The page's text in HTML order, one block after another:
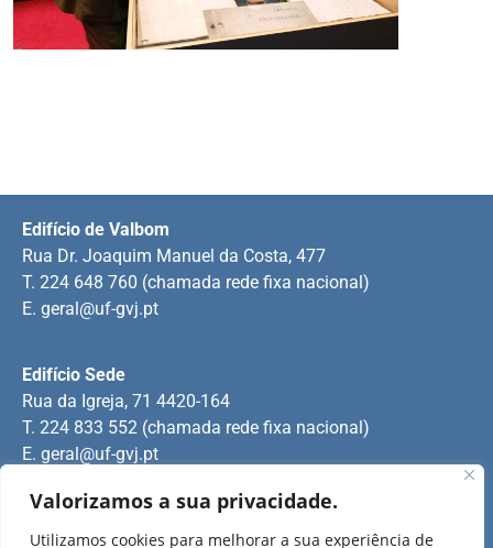
Valorizamos a sua privacidade.
Utilizamos cookies para melhorar a sua experiência de
Edifício Sede
Rua da Igreja, 71 4420-164
T. 224 833 552 (chamada rede fixa nacional)
E. geral@uf-gvj.pt
Edifício de Valbom
Rua Dr. Joaquim Manuel da Costa, 477
T. 224 648 760 (chamada rede fixa nacional)
E. geral@uf-gvj.pt